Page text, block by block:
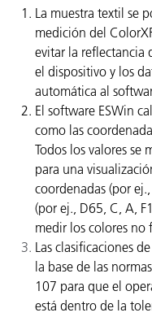
La muestra textil se
medición del
evitar la reflectancia
el dispositivo y los
automática al
El software ESWin
como las
Todos los valores se
para una
coordenadas (por
(por ej., D65, C, A,
medir los colores no
Las clasificaciones
la base de las
107 para que el
está dentro de la